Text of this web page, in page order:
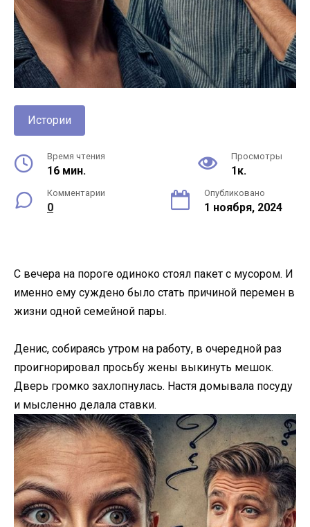
Истории
Время чтения
16 мин.
Просмотры
1к.
Комментарии
0
Опубликовано
1 ноября, 2024
С вечера на пороге одиноко стоял пакет с мусором. И
именно ему суждено было стать причиной перемен в
жизни одной семейной пары.
Денис, собираясь утром на работу, в очередной раз
проигнорировал просьбу жены выкинуть мешок.
Дверь громко захлопнулась. Настя домывала посуду
и мысленно делала ставки.